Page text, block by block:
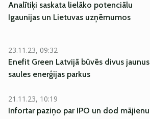
Analītiķi saskata lielāko potenciālu
Igaunijas un Lietuvas uzņēmumos
23.11.23, 09:32
Enefit Green Latvijā būvēs divus jaunus
saules enerģijas parkus
21.11.23, 10:19
Infortar paziņo par IPO un dod mājienu